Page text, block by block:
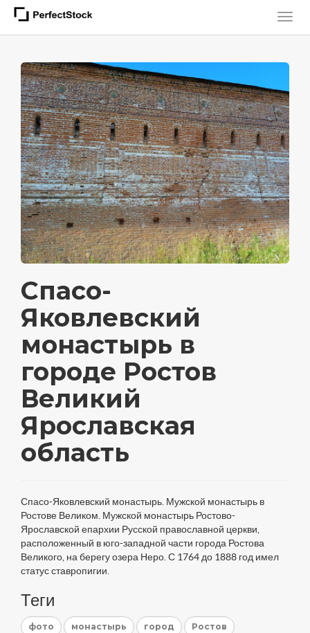
Спасо-
Яковлевский
монастырь в
городе Ростов
Великий
Ярославская
область
Спасо-Яковлевский монастырь. Мужской монастырь в
Ростове Великом. Мужской монастырь Ростово-
Ярославской епархии Русской православной церкви,
расположенный в юго-западной части города Ростова
Великого, на берегу озера Неро. С 1764 до 1888 год имел
статус ставропигии.
Теги
фото монастырь город Ростов